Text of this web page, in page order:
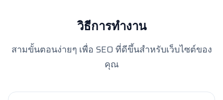
วิธีการทำงาน
สามขั้นตอนง่ายๆ เพื่อ SEO ที่ดีขึ้นสำหรับเว็บไซต์ของ
คุณ